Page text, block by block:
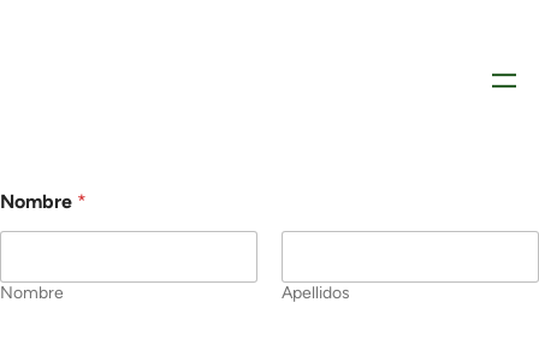
Nombre *
Nombre Apellidos